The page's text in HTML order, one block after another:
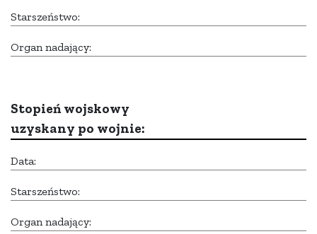
Starszeństwo:
Organ nadający:
Stopień wojskowy
uzyskany po wojnie:
Data:
Starszeństwo:
Organ nadający: